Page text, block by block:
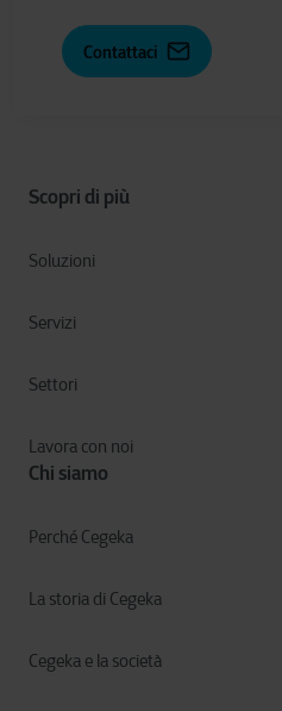
Scopri di più
Soluzioni
Servizi
Settori
Lavora con noi
Chi siamo
Perché Cegeka
La storia di Cegeka
Cegeka e la società
Contattaci